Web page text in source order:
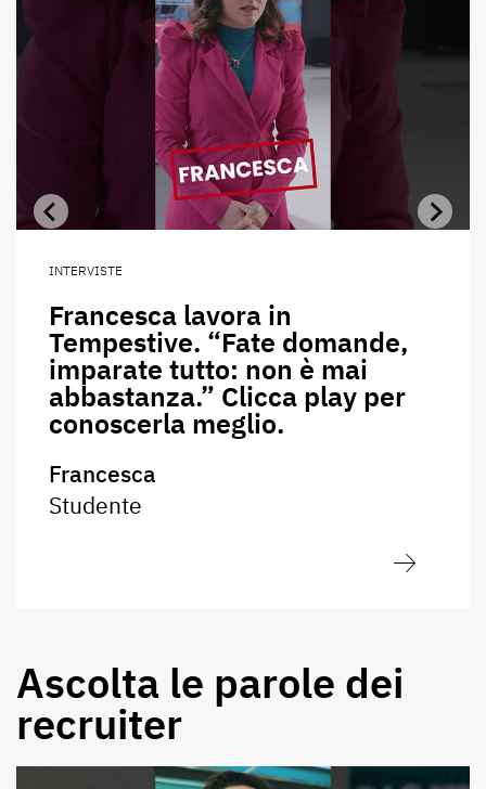
INTERVISTE
Francesca lavora in
Tempestive. “Fate domande,
imparate tutto: non è mai
abbastanza.” Clicca play per
conoscerla meglio.
Francesca
Studente
Ascolta le parole dei
recruiter